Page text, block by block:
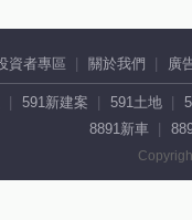
資者專區 關於我們 廣
591新建案 591土地
8891新車